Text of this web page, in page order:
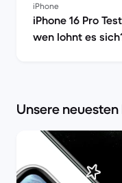
iPhone
iPhone 16 Pro
wen lohnt es
Unsere